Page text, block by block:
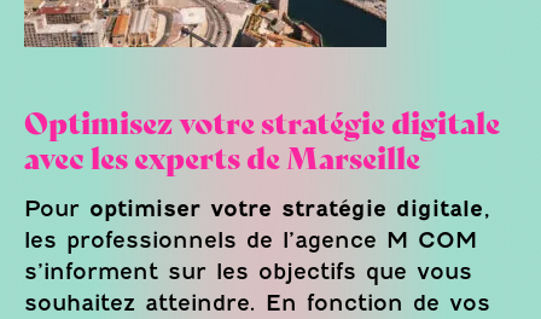
Optimisez votre stratégie digitale
avec les experts de Marseille
Pour optimiser votre stratégie digitale,
les professionnels de l’agence M COM
s’informent sur les objectifs que vous
souhaitez atteindre. En fonction de vos